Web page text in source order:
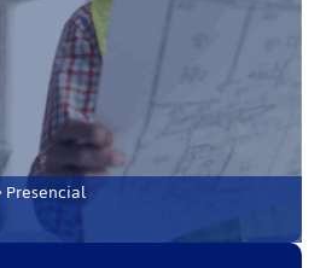
Presencial